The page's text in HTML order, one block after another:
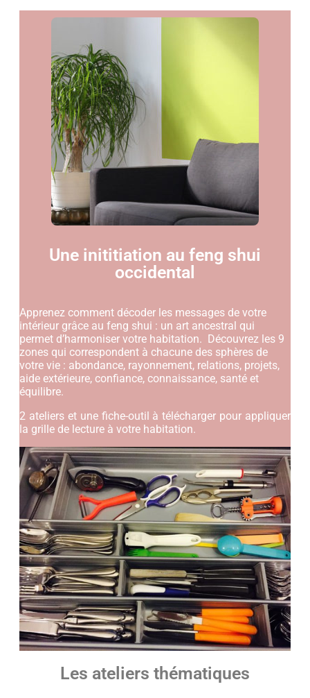
Une inititiation au feng shui
occidental
Apprenez comment décoder les messages de votre
intérieur grâce au feng shui : un art ancestral qui
permet d’harmoniser votre habitation. Découvrez les 9
zones qui correspondent à chacune des sphères de
votre vie : abondance, rayonnement, relations, projets,
aide extérieure, confiance, connaissance, santé et
équilibre.
2 ateliers et une fiche-outil à télécharger pour appliquer
la grille de lecture à votre habitation.
Les ateliers thématiques